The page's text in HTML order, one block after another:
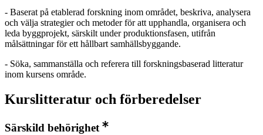
- Baserat på etablerad forskning inom området, beskriva, analysera
och välja strategier och metoder för att upphandla, organisera och
leda byggprojekt, särskilt under produktionsfasen, utifrån
målsättningar för ett hållbart samhällsbyggande.
- Söka, sammanställa och referera till forskningsbaserad litteratur
inom kursens område.
Kurslitteratur och förberedelser
Särskild behörighet